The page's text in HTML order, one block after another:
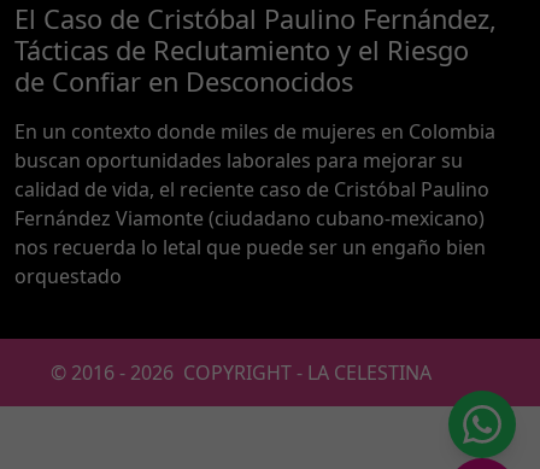
El Caso de Cristóbal Paulino Fernández,
Tácticas de Reclutamiento y el Riesgo
de Confiar en Desconocidos
En un contexto donde miles de mujeres en Colombia
buscan oportunidades laborales para mejorar su
calidad de vida, el reciente caso de Cristóbal Paulino
Fernández Viamonte (ciudadano cubano-mexicano)
nos recuerda lo letal que puede ser un engaño bien
orquestado
© 2016 - 2026 COPYRIGHT - LA CELESTINA